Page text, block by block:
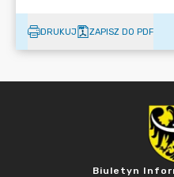
DRUKUJ ZAPISZ DO PDF
Biuletyn